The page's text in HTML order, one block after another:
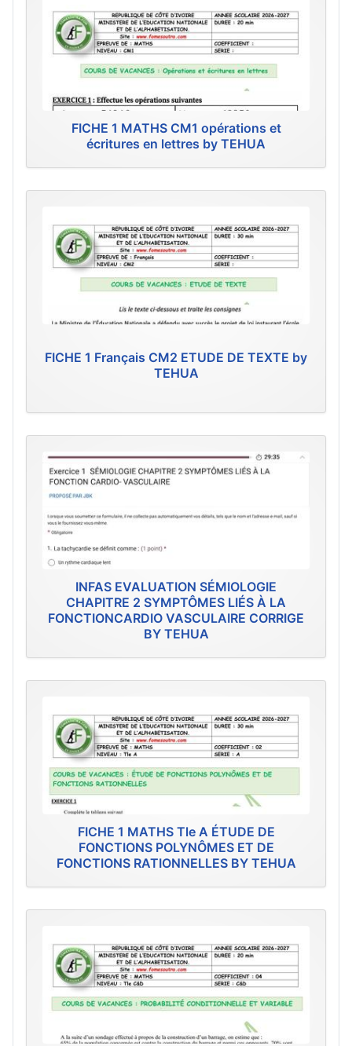
FICHE 1 MATHS CM1 opérations et
écritures en lettres by TEHUA
FICHE 1 Français CM2 ETUDE DE TEXTE by
TEHUA
INFAS EVALUATION SÉMIOLOGIE
CHAPITRE 2 SYMPTÔMES LIÉS À LA
FONCTIONCARDIO VASCULAIRE CORRIGE
BY TEHUA
FICHE 1 MATHS Tle A ÉTUDE DE
FONCTIONS POLYNÔMES ET DE
FONCTIONS RATIONNELLES BY TEHUA